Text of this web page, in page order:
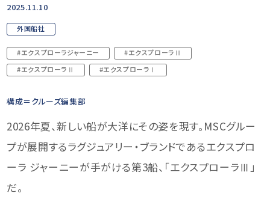
2025.11.10
外国船社
#エクスプローラジャーニー
#エクスプローラⅢ
#エクスプローラⅡ
#エクスプローラⅠ
構成＝クルーズ編集部
2026年夏、新しい船が大洋にその姿を現す。MSCグルー
プが展開するラグジュアリー・ブランドであるエクスプロ
ーラ ジャーニーが手がける第3船、「エクスプローラⅢ」
だ。